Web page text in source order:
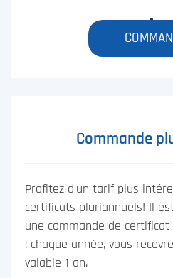
Commande
Profitez d’un tarif plus
certificats pluriannuels! Il
une commande de
; chaque année, vous
valable 1 an.